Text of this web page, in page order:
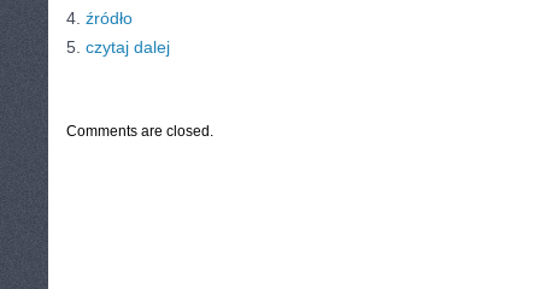
4. źródło
5. czytaj dalej
Comments are closed.